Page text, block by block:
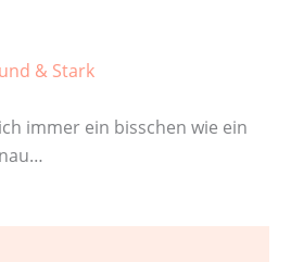
& Stark
immer ein bisschen wie ein